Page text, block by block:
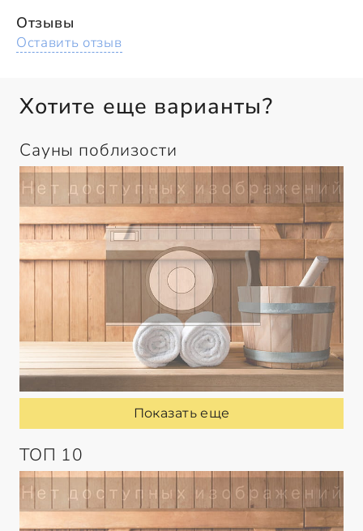
Отзывы
Оставить отзыв
Хотите еще варианты?
Сауны поблизости
Показать еще
ТОП 10